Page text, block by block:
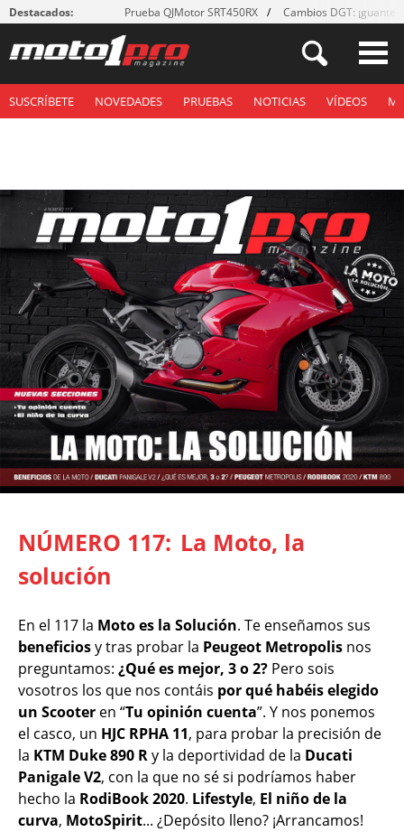
Destacados: Prueba QJMotor SRT450RX Cambios DGT: ¡guantes!
SUSCRÍBETE NOVEDADES PRUEBAS NOTICIAS VÍDEOS
NÚMERO 117: La Moto, la
solución
En el 117 la Moto es la Solución. Te enseñamos sus
beneficiosy tras probar la Peugeot Metropolis nos
preguntamos: ¿Qué es mejor, 3 o 2? Pero sois
vosotros los que nos contáis por qué habéis elegido
un Scooter en “Tu opinión cuenta”. Y nos ponemos
el casco, un HJC RPHA 11, para probar la precisión de
la KTM Duke 890 Ry la deportividad de la Ducati
Panigale V2, con la que no sé si podríamos haber
hecho la RodiBook 2020. Lifestyle, El niño de la
curva, MotoSpirit... ¿Depósito lleno? ¡Arrancamos!